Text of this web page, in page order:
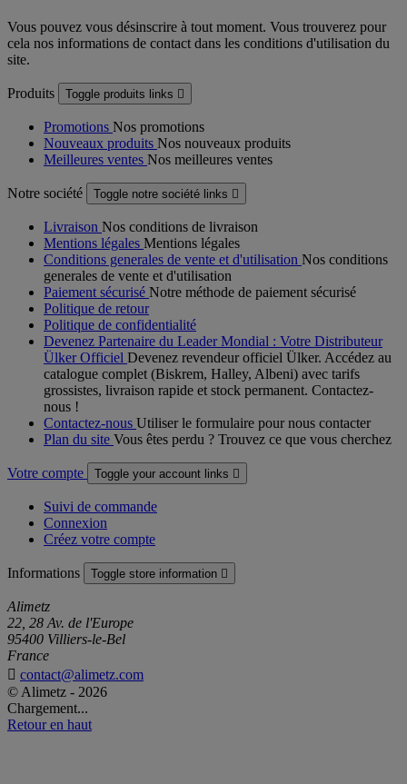
Vous pouvez vous désinscrire à tout moment. Vous trouverez pour
cela nos informations de contact dans les conditions d'utilisation du
site.
Produits Toggle produits links 
Promotions Nos promotions
Nouveaux produits Nos nouveaux produits
Meilleures ventes Nos meilleures ventes
Notre société Toggle notre société links 
Livraison Nos conditions de livraison
Mentions légales Mentions légales
Conditions generales de vente et d'utilisation Nos conditions
generales de vente et d'utilisation
Paiement sécurisé Notre méthode de paiement sécurisé
Politique de retour
Politique de confidentialité
Devenez Partenaire du Leader Mondial : Votre Distributeur
Ülker Officiel Devenez revendeur officiel Ülker. Accédez au
catalogue complet (Biskrem, Halley, Albeni) avec tarifs
grossistes, livraison rapide et stock permanent. Contactez-
nous !
Contactez-nous Utiliser le formulaire pour nous contacter
Plan du site Vous êtes perdu ? Trouvez ce que vous cherchez
Votre compte Toggle your account links 
Suivi de commande
Connexion
Créez votre compte
Informations Toggle store information 
Alimetz
22, 28 Av. de l'Europe
95400 Villiers-le-Bel
France
 contact@alimetz.com
© Alimetz - 2026
Chargement...
Retour en haut